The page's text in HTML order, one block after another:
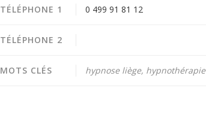
TÉLÉPHONE 1 0 499 91 81 12
TÉLÉPHONE 2
MOTS CLÉS hypnose liège, hypnothérapie